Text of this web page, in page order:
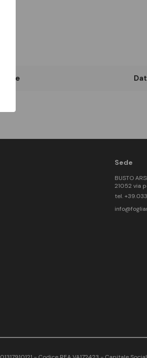
Sede
BUSTO
21052 via
tel.